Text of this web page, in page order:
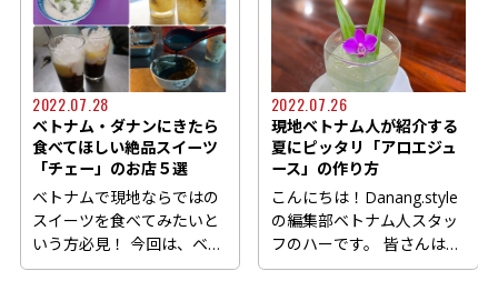
2022.07.28
ベトナム・ダナンにきたら
食べてほしい絶品スイーツ
「チェー」のお店５選
ベトナムで現地ならではの
スイーツを食べてみたいと
いう方必見！ 今回は、ベト
ナムの代表的スイーツChè...
2022.07.26
現地ベトナム人が紹介する
夏にピッタリ「アロエジュ
ース」の作り方
こんにちは！Danang.style
の編集部ベトナム人スタッ
フのハーです。 皆さんは暑
いこの夏の時期をどのよ